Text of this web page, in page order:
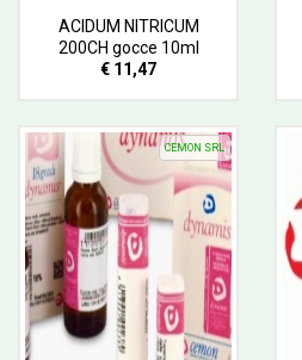
ACIDUM NITRICUM
200CH gocce 10ml
€ 11,47
CEMON SRL